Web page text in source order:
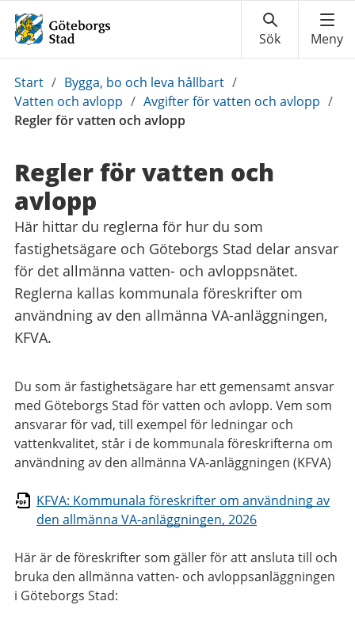
Du
är
här:
Start / Bygga, bo och leva hållbart /
Vatten och avlopp / Avgifter för vatten och avlopp /
Regler för vatten och avlopp
Regler för vatten och
avlopp
Här hittar du reglerna för hur du som
fastighetsägare och Göteborgs Stad delar ansvar
för det allmänna vatten- och avloppsnätet.
Reglerna kallas kommunala föreskrifter om
användning av den allmänna VA-anläggningen,
KFVA.
Du som är fastighetsägare har ett gemensamt ansvar
med Göteborgs Stad för vatten och avlopp. Vem som
ansvarar för vad, till exempel för ledningar och
vattenkvalitet, står i de kommunala föreskrifterna om
användning av den allmänna VA-anläggningen (KFVA)
KFVA: Kommunala föreskrifter om användning av
den allmänna VA-anläggningen, 2026
Här är de föreskrifter som gäller för att ansluta till och
bruka den allmänna vatten- och avloppsanläggningen
i Göteborgs Stad: